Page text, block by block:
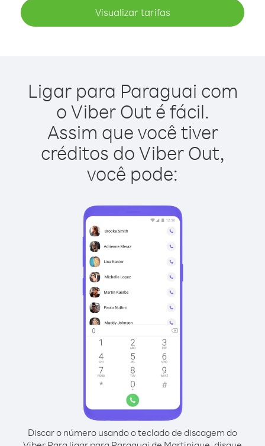
Visualizar tarifas
Ligar para Paraguai com
o Viber Out é fácil.
Assim que você tiver
créditos do Viber Out,
você pode:
Discar o número usando o teclado de discagem do